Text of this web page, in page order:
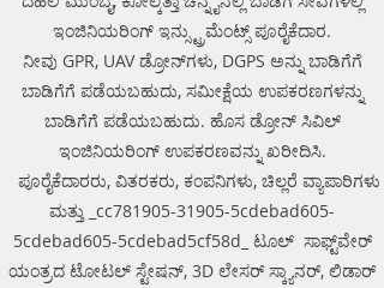
ಇಂಜಿನಿಯರಿಂಗ್ ಇನ್ಸ್ಟ್ರುಮೆಂಟ್ಸ್ ಪೂರೈಕೆದಾರ.
ನೀವು GPR, UAV ಡ್ರೋನ್‌ಗಳು, DGPS ಅನ್ನು ಬಾಡಿಗೆಗೆ
ಬಾಡಿಗೆಗೆ ಪಡೆಯಬಹುದು, ಸಮೀಕ್ಷೆಯ ಉಪಕರಣಗಳನ್ನು
ಬಾಡಿಗೆಗೆ ಪಡೆಯಬಹುದು. ಹೊಸ ಡ್ರೋನ್ ಸಿವಿಲ್
ಇಂಜಿನಿಯರಿಂಗ್ ಉಪಕರಣವನ್ನು ಖರೀದಿಸಿ.
ಪೂರೈಕೆದಾರರು, ವಿತರಕರು, ಕಂಪನಿಗಳು, ಚಿಲ್ಲರೆ ವ್ಯಾಪಾರಿಗಳು
ಮತ್ತು _cc781905-31905-5cdebad605-
5cdebad605-5cdebad5cf58d_ ಟೂಲ್ ಸಾಫ್ಟ್‌ವೇರ್
ಯಂತ್ರದ ಟೋಟಲ್ ಸ್ಟೇಷನ್, 3D ಲೇಸರ್ ಸ್ಕ್ಯಾನರ್, ಲಿಡಾರ್